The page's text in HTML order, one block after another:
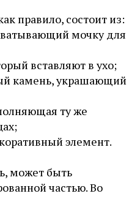
правило, состоит из:
мочку для
вставляют в ухо;
камень, украшающий
ту же
элемент.
может быть
частью. Во